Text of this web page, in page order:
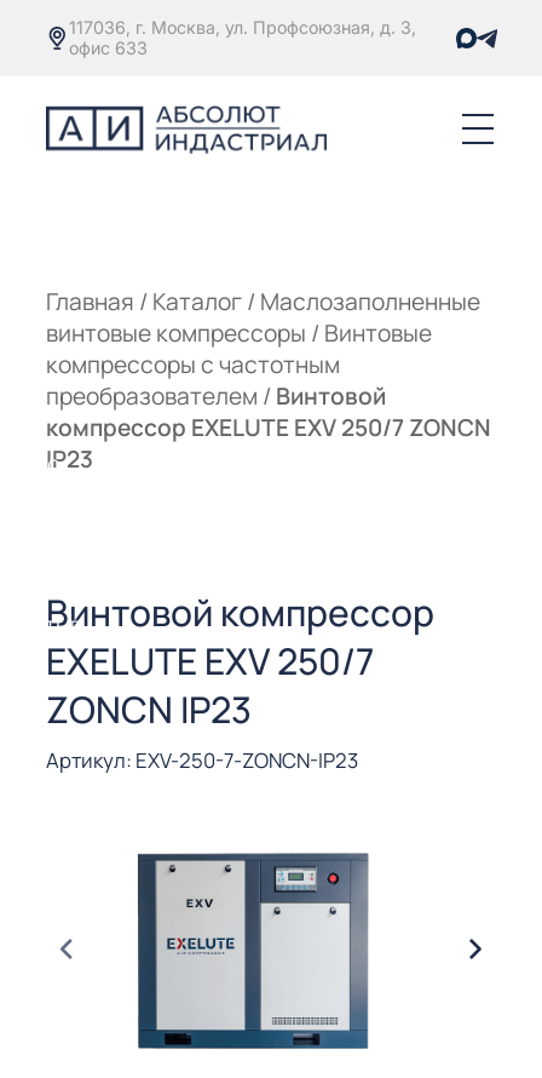
117036, г. Москва, ул. Профсоюзная, д. 3,
офис 633
Главная / Каталог/ Маслозаполненные
винтовые компрессоры / Винтовые
компрессоры с частотным
преобразователем / Винтовой
компрессор EXELUTE EXV 250/7 ZONCN
IP23
Винтовой компрессор
EXELUTE EXV 250/7
ZONCN IP23
Артикул: EXV-250-7-ZONCN-IP23
С